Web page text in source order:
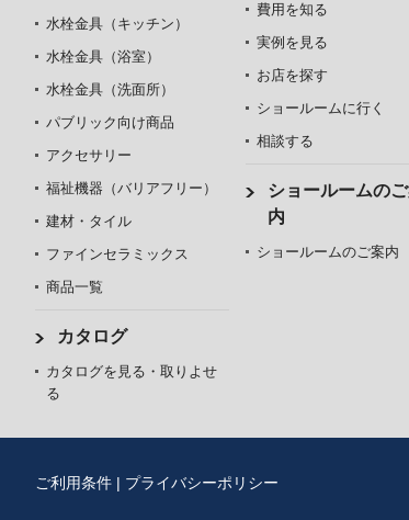
水栓金具（キッチン）
水栓金具（浴室）
水栓金具（洗面所）
パブリック向け商品
アクセサリー
福祉機器（バリアフリー）
建材・タイル
ファインセラミックス
商品一覧
カタログ
カタログを見る・取りよせ
る
費用を知る
実例を見る
お店を探す
ショールームに行く
相談する
ショールームの
内
ショールームのご案内
ご利用条件 | プライバシーポリシー